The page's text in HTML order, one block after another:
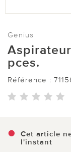
Genius
pces.
Référence :
Cet article
l'instant